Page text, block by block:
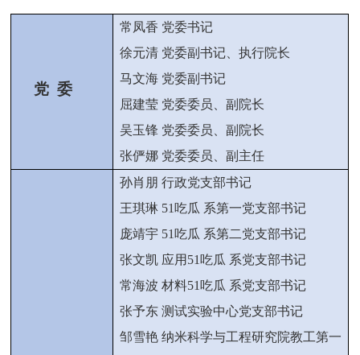
党 委
常凤香 党委书记
徐元清 党委副书记、执行院长
马文海 党委副书记
屈建莹 党委委员、副院长
吴玉锋 党委委员、副院长
张俨娜 党委委员、副主任
孙肖朋 行政党支部书记
王琪琳 51吃瓜 系第一党支部书记
庞靖宇 51吃瓜 系第二党支部书记
张文凯 应用51吃瓜 系党支部书记
常海波 材料51吃瓜 系党支部书记
张予东 测试实验中心党支部书记
邹雪艳 纳米科学与工程研究院教工第一